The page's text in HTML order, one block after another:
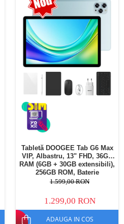
Tabletă DOOGEE Tab G6 Max
VIP, Albastru, 13" FHD, 36GB
RAM (6GB + 30GB extensibili),
256GB ROM, Baterie
10800mAh, Android, Wi-Fi
1.599,00 RON
1.299,00 RON
ADAUGA IN COS